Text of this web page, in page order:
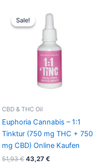
Sale!
Sale!
CBD & THC Oil
Euphoria Cannabis – 1:1
Tinktur (750 mg THC + 750
mg CBD) Online Kaufen
51,93€
price
was:
43,27€
price
is:
43,27 €.